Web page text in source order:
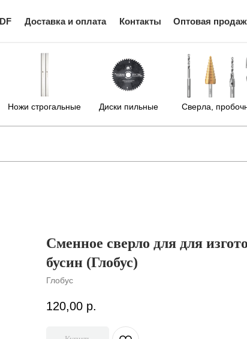
Ножи строгальные Диски пильные Сверла,
Доставка и оплата Контакты Оптовая
Сменное сверло для для
бусин (Глобус)
Глобус
120,00 р.